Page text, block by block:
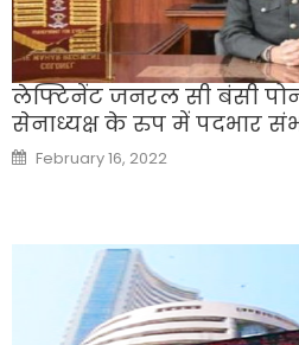
लेफ्टिनेंट जनरल सी बंसी
सेनाध्यक्ष के रुप में पदभार
Posted
on
February 16, 2022